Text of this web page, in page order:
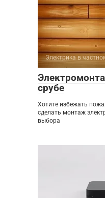
Электрика в
срубе
Хотите избежать
сделать монтаж
выбора